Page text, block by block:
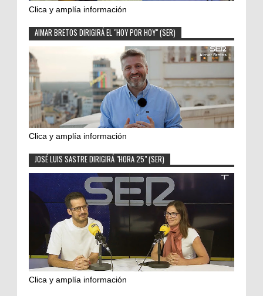
Clica y amplía información
AIMAR BRETOS DIRIGIRÁ EL "HOY POR HOY" (SER)
Clica y amplía información
JOSÉ LUIS SASTRE DIRIGIRÁ "HORA 25" (SER)
Clica y amplía información